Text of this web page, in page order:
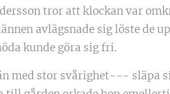
tror att klockan var
avlägsnade sig löste de
kunde göra sig fri.
med stor svårighet--- släpa